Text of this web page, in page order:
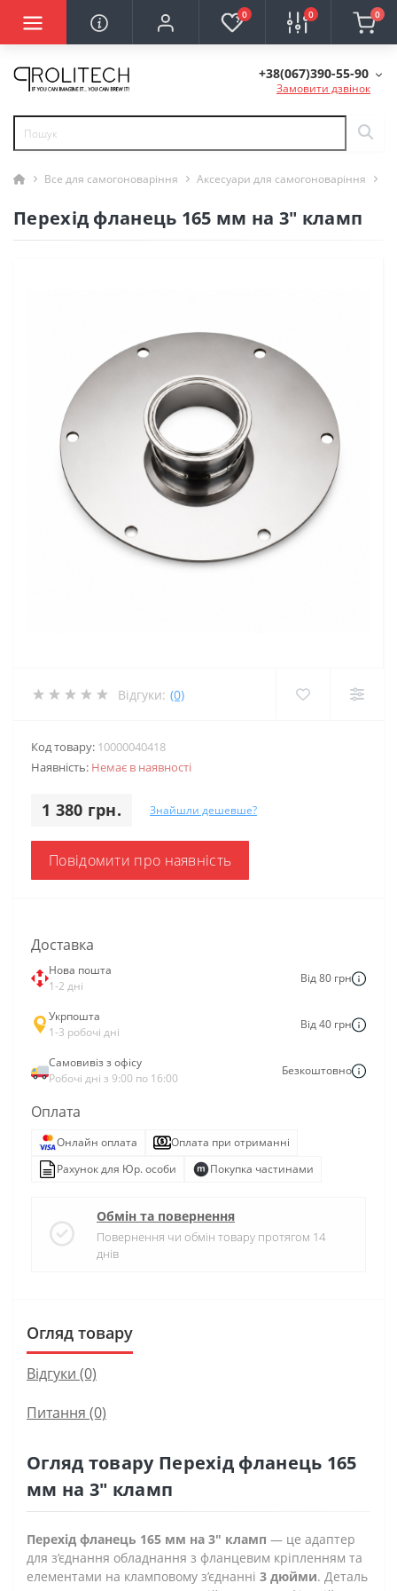
0 0 0
+38(067)390-55-90
Замовити дзвінок
Все для самогоноваріння Аксесуари для самогоноваріння
Перехід фланець 165 мм на 3" кламп
Відгуки: (0)
Код товару: 10000040418
Наявність: Немає в наявності
1 380 грн. Знайшли дешевше?
Повідомити про наявність
Доставка
Нова пошта
1-2 дні
Від 80 грн
Укрпошта
1-3 робочі дні
Від 40 грн
Самовивіз з офісу
Робочі дні з 9:00 по 16:00
Безкоштовно
Оплата
Онлайн оплата
Оплата при отриманні
Рахунок для Юр. особи
Покупка частинами
Обмін та повернення
Повернення чи обмін товару протягом 14
днів
Огляд товару
Відгуки (0)
Питання (0)
Огляд товару Перехід фланець 165
мм на 3" кламп
Перехід фланець 165 мм на 3" кламп — це адаптер
для з’єднання обладнання з фланцевим кріпленням та
елементами на кламповому з’єднанні 3 дюйми. Деталь